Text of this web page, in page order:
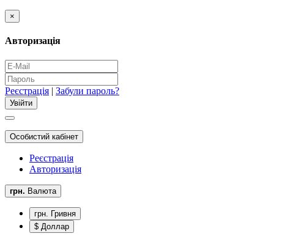
×
Авторизація
Реєстрація | Забули пароль?
Особистий кабінет
Реєстрація
Авторизація
грн. Валюта
грн. Гривня
$ Доллар